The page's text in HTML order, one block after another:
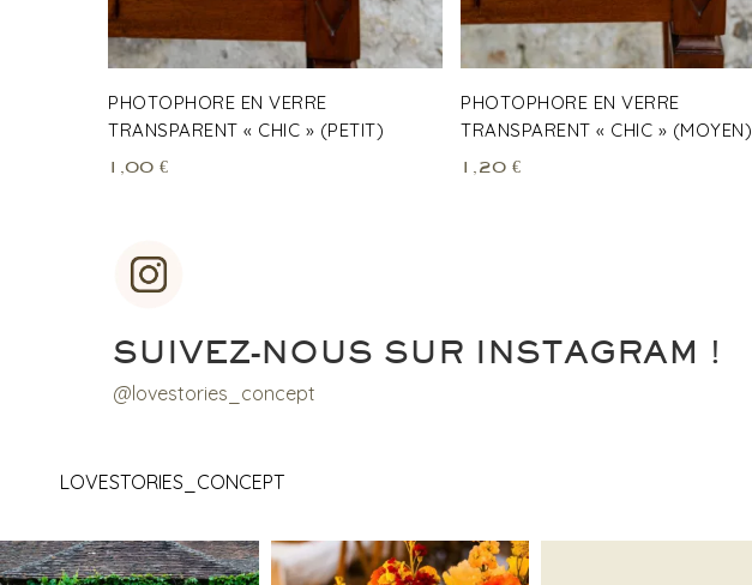
PHOTOPHORE EN VERRE
TRANSPARENT « CHIC » (PETIT)
1,00 €
PHOTOPHORE EN VERRE
TRANSPARENT « CHIC » (MOYEN)
1,20€
SUIVEZ-NOUS SUR INSTAGRAM !
@lovestories_concept
LOVESTORIES_CONCEPT